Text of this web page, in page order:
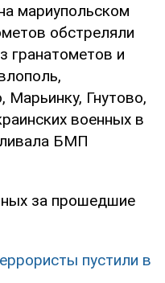
мариупольском
обстреляли
гранатометов и
Гнутово,
военных в
БМП
за прошедшие
пустили в